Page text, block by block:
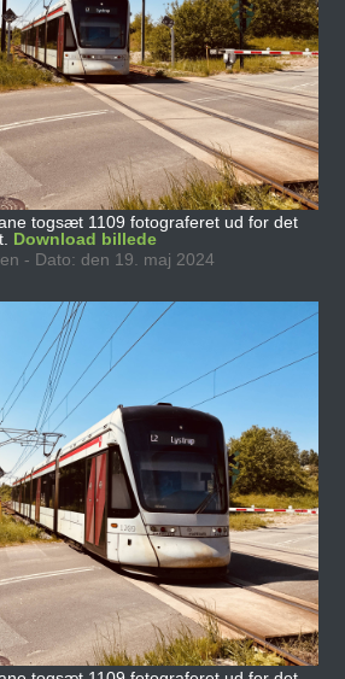
togsæt 1109 fotograferet ud for det
Download billede
- Dato: den 19. maj 2024